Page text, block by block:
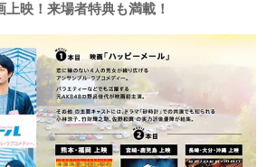
映！来場者特典も満載！